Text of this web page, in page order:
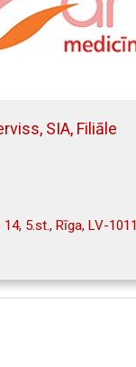
SIA, Filiāle
5.st., Rīga, LV-1011